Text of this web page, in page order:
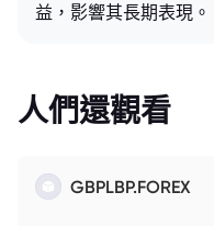
益，影響其長期表現。
人們還觀看
GBPLBP.FOREX